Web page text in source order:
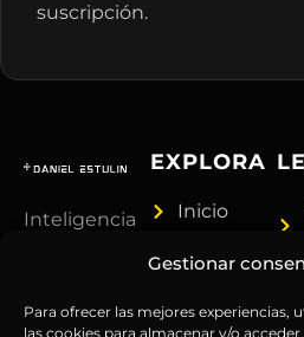
Gestionar
Para ofrecer las mejores experiencias,
las cookies para almacenar y/o
suscripción.
Inteligencia
Anticipándonos
EXPLORA
Inicio
Daniel